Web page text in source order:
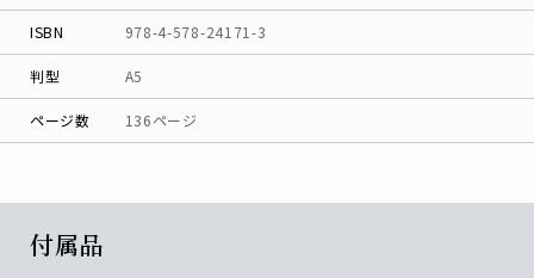
ISBN 978-4-578-24171-3
判型 A5
ページ数 136ページ
付属品